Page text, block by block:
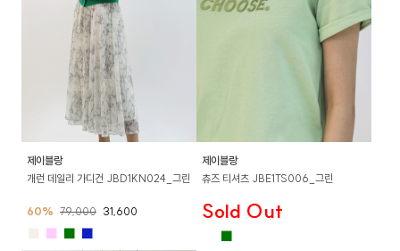
제이블랑
개런 데일리 가디건 JBD1KN024_그린
60% 79,000 31,600
■ ■ ■
제이블랑
츄즈 티셔츠 JBE1TS006_그린
Sold Out
■